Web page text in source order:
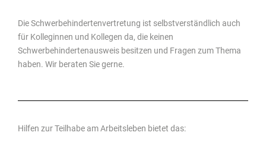
Die Schwerbehindertenvertretung ist selbstverständlich auch
für Kolleginnen und Kollegen da, die keinen
Schwerbehindertenausweis besitzen und Fragen zum Thema
haben. Wir beraten Sie gerne.
Hilfen zur Teilhabe am Arbeitsleben bietet das: